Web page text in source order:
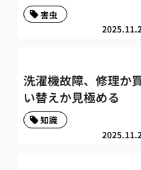
害虫
洗濯機故障、修理か
い替えか見極める
知識